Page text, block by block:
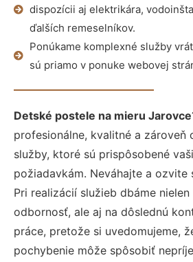
dispozícii aj elektrikára,
ďalších remeselníkov.
Ponúkame komplexné služby
sú priamo v ponuke webovej
Detské postele na mieru Jarovce
profesionálne, kvalitné a zároveň
služby, ktoré sú prispôsobené
požiadavkám. Neváhajte a ozvite
Pri realizácií služieb dbáme
odbornosť, ale aj na dôslednú
práce, pretože si uvedomujeme,
pochybenie môže spôsobiť